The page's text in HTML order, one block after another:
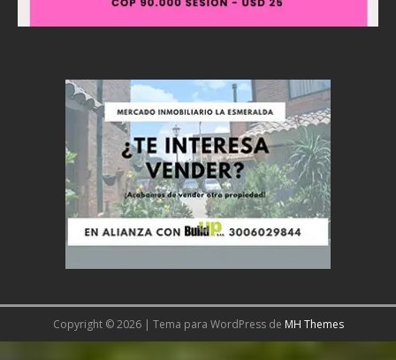
Copyright © 2026 | Tema para WordPress de MH Themes